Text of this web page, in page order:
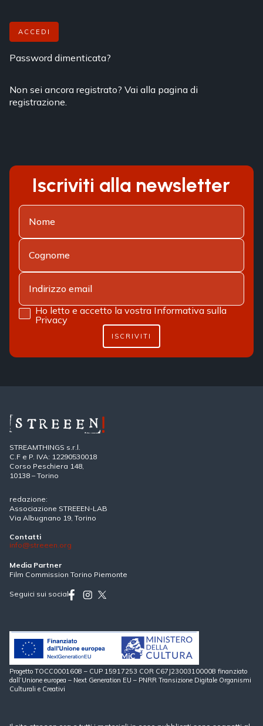
ACCEDI
Password dimenticata?
Non sei ancora registrato? Vai alla pagina di
registrazione.
Iscriviti alla newsletter
Ho letto e accetto la vostra Informativa sulla
Privacy
ISCRIVITI
STREAMTHINGS s.r.l.
C.F e P. IVA: 12290530018
Corso Peschiera 148,
10138 – Torino
redazione:
Associazione STREEEN-LAB
Via Albugnano 19, Torino
Contatti
info@streeen.org
Media Partner
Film Commission Torino Piemonte
Seguici sui social
Progetto TOCC0001608 – CUP 15917253 COR C67J23003100008 finanziato
dall’Unione europea – Next Generation EU – PNRR Transizione Digitale Organismi
Culturali e Creativi